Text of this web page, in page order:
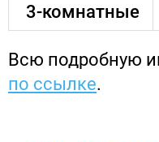
3-комнатные
Всю подробную
по ссылке.